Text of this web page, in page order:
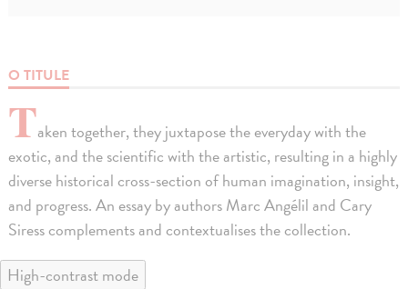
O TITULE
Taken together, they juxtapose the everyday with the
exotic, and the scientific with the artistic, resulting in a highly
diverse historical cross-section of human imagination, insight,
and progress. An essay by authors Marc Angélil and Cary
Siress complements and contextualises the collection.
High-contrast mode